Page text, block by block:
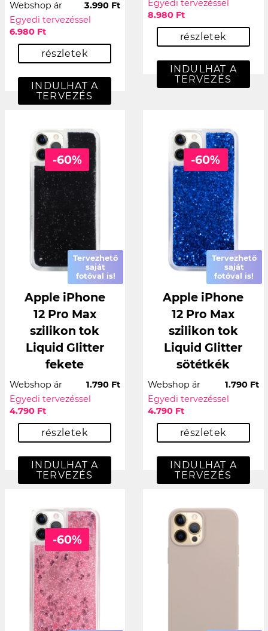
Webshop ár
3.990 Ft
Egyedi tervezéssel
6.980 Ft
részletek
INDULHAT A
TERVEZÉS
Egyedi tervezéssel
8.980 Ft
részletek
INDULHAT A
TERVEZÉS
-60%
Tervezhető
saját
fotóval is!
Apple iPhone
12 Pro Max
szilikon tok
Liquid Glitter
fekete
Webshop ár
1.790 Ft
Egyedi tervezéssel
4.790 Ft
részletek
INDULHAT A
TERVEZÉS
-60%
Tervezhető
saját
fotóval is!
Apple iPhone
12 Pro Max
szilikon tok
Liquid Glitter
sötétkék
Webshop ár
1.790 Ft
Egyedi tervezéssel
4.790 Ft
részletek
INDULHAT A
TERVEZÉS
-60%